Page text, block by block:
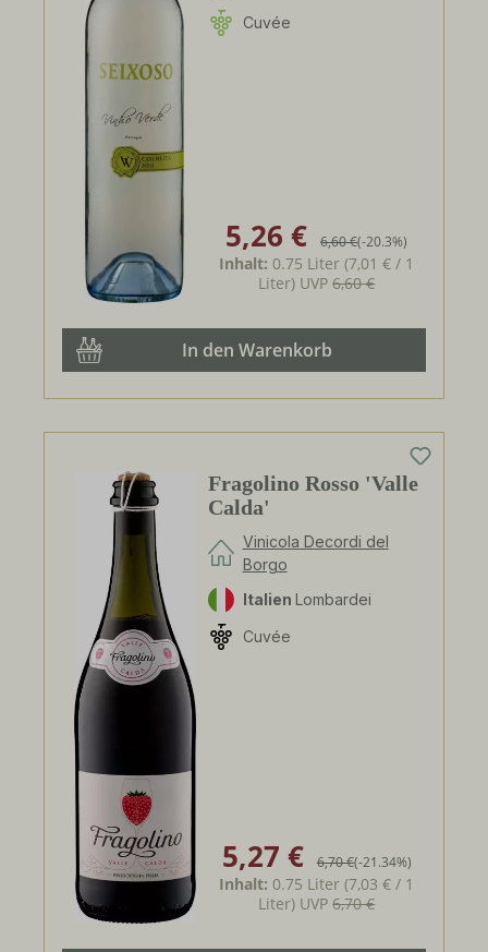
Cuvée
Verkaufspreis:
5,26 € Regulärer Preis:
6,60 €(-20.3%)
Inhalt: 0.75 Liter(7,01 € / 1
Liter) UVP6,60 €
In den Warenkorb
Fragolino Rosso 'Valle
Calda'
Vinicola Decordi del
Borgo
Italien Lombardei
Cuvée
Verkaufspreis:
5,27 € Regulärer Preis:
6,70 €(-21.34%)
Inhalt: 0.75 Liter(7,03 € / 1
Liter) UVP6,70 €